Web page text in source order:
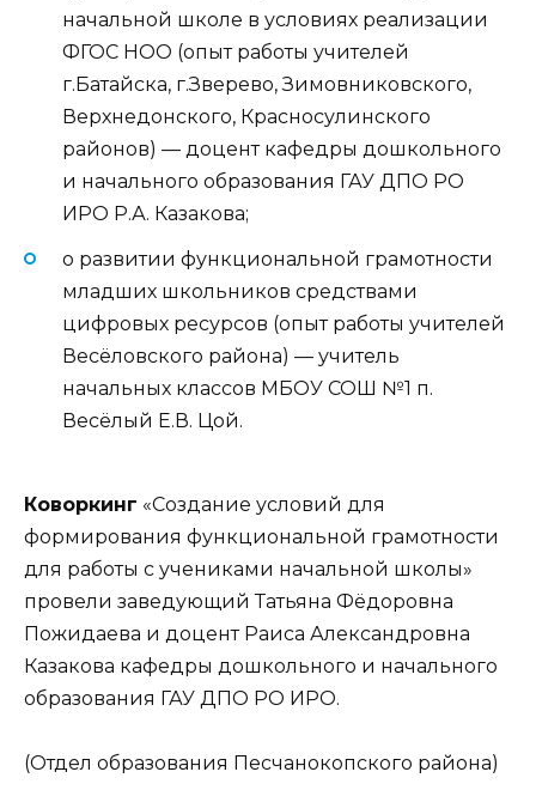
начальной школе в условиях реализации
ФГОС НОО (опыт работы учителей
г.Батайска, г.Зверево, Зимовниковского,
Верхнедонского, Красносулинского
районов) — доцент кафедры дошкольного
и начального образования ГАУ ДПО РО
ИРО Р.А. Казакова;
о развитии функциональной грамотности
младших школьников средствами
цифровых ресурсов (опыт работы учителей
Весёловского района) — учитель
начальных классов МБОУ СОШ №1 п.
Весёлый Е.В. Цой.
Коворкинг «Создание условий для
формирования функциональной грамотности
для работы с учениками начальной школы»
провели заведующий Татьяна Фёдоровна
Пожидаева и доцент Раиса Александровна
Казакова кафедры дошкольного и начального
образования ГАУ ДПО РО ИРО.
(Отдел образования Песчанокопского района)